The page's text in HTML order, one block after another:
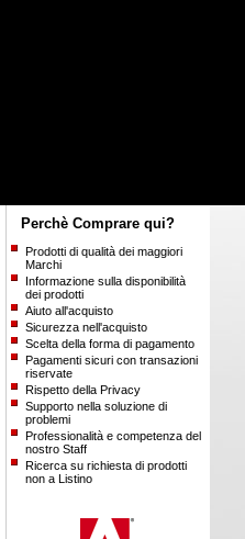
Perchè Comprare qui?
Prodotti di qualità dei maggiori
Marchi
Informazione sulla disponibilità
dei prodotti
Aiuto all'acquisto
Sicurezza nell'acquisto
Scelta della forma di pagamento
Pagamenti sicuri con transazioni
riservate
Rispetto della Privacy
Supporto nella soluzione di
problemi
Professionalità e competenza del
nostro Staff
Ricerca su richiesta di prodotti
non a Listino